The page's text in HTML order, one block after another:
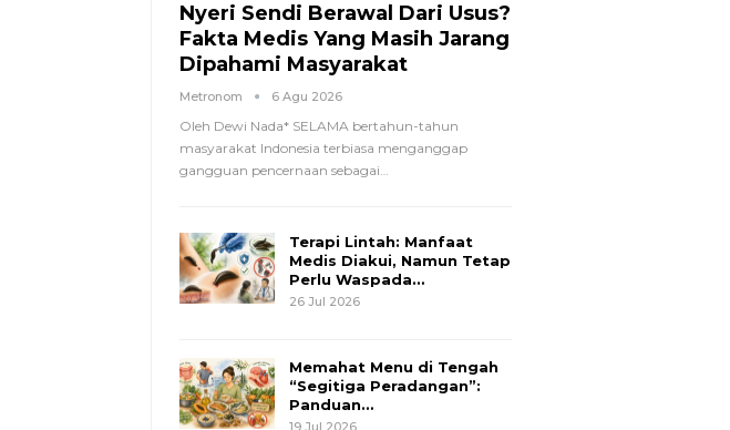
Nyeri Sendi Berawal Dari Usus?
Fakta Medis Yang Masih Jarang
Dipahami Masyarakat
Metronom 6 Agu 2026
Oleh Dewi Nada* SELAMA bertahun-tahun
masyarakat Indonesia terbiasa menganggap
gangguan pencernaan sebagai…
Terapi Lintah: Manfaat
Medis Diakui, Namun Tetap
Perlu Waspada…
26 Jul 2026
Memahat Menu di Tengah
“Segitiga Peradangan”:
Panduan…
19 Jul 2026